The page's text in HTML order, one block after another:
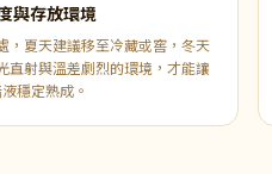
與存放環境
，夏天建議移至冷藏或窖，冬天
直射與溫差劇烈的環境，才能讓
穩定熟成。